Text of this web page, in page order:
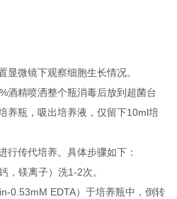
显微镜下观察细胞生长情况。
酒精喷洒整个瓶消毒后放到超菌台
养瓶，吸出培养液，仅留下10ml培
行传代培养。具体步骤如下：
，镁离子）洗1-2次。
0.53mM EDTA）于培养瓶中，倒转